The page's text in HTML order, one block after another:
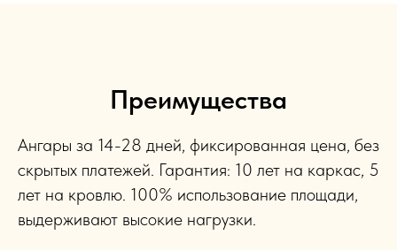
Преимущества
Ангары за 14-28 дней, фиксированная цена, без
скрытых платежей. Гарантия: 10 лет на каркас, 5
лет на кровлю. 100% использование площади,
выдерживают высокие нагрузки.